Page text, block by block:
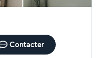
Contacter